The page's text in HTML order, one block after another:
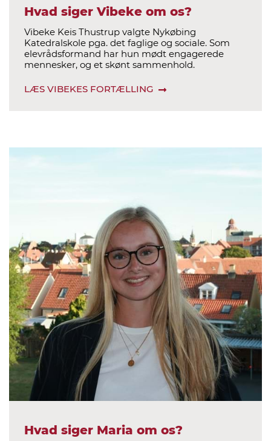
Hvad siger Vibeke om os?
Vibeke Keis Thustrup valgte Nykøbing
Katedralskole pga. det faglige og sociale. Som
elevrådsformand har hun mødt engagerede
mennesker, og et skønt sammenhold.
LÆS VIBEKES FORTÆLLING
Hvad siger Maria om os?